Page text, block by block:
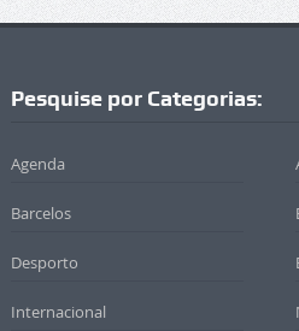
Pesquise por Categorias:
Agenda
Barcelos
Desporto
Internacional